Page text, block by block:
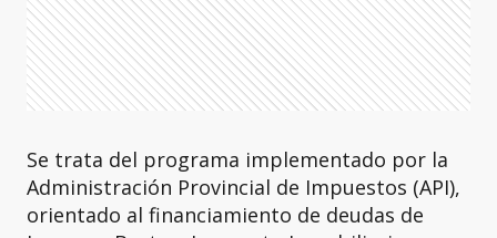
Se trata del programa implementado por la
Administración Provincial de Impuestos (API),
orientado al financiamiento de deudas de